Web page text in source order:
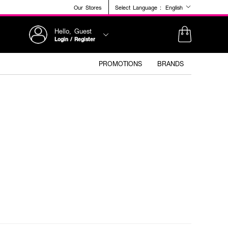
Our Stores Select Language : English
Hello, Guest
Login / Register
PROMOTIONS BRANDS